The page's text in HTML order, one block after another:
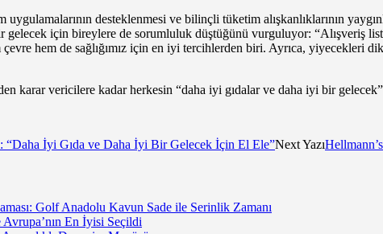
desteklenmesi ve bilinçli tüketim alışkanlıklarının
için bireylere de sorumluluk düştüğünü vurguluyor: “Alışveriş
hem de sağlığımız için en iyi tercihlerden biri. Ayrıca, yiyecekleri
karar vericilere kadar herkesin “daha iyi gıdalar ve daha iyi bir
“Daha İyi Gıda ve Daha İyi Bir Gelecek İçin El Ele”Next Yazı
Golf Anadolu Kavun Sade ile Serinlik Zamanı
En İyisi Seçildi